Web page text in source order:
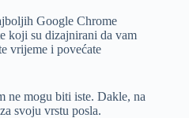
Google Chrome
koji su dizajnirani da vam
vrijeme i povećate
ne mogu biti iste. Dakle, na
svoju vrstu posla.